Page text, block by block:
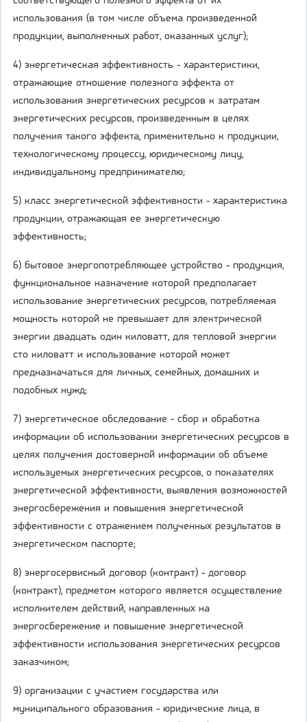
использования (в том числе объема произведенной
продукции, выполненных работ, оказанных услуг);
4) энергетическая эффективность - характеристики,
отражающие отношение полезного эффекта от
использования энергетических ресурсов к затратам
энергетических ресурсов, произведенным в целях
получения такого эффекта, применительно к продукции,
технологическому процессу, юридическому лицу,
индивидуальному предпринимателю;
5) класс энергетической эффективности - характеристика
продукции, отражающая ее энергетическую
эффективность;
6) бытовое энергопотребляющее устройство - продукция,
функциональное назначение которой предполагает
использование энергетических ресурсов, потребляемая
мощность которой не превышает для электрической
энергии двадцать один киловатт, для тепловой энергии
сто киловатт и использование которой может
предназначаться для личных, семейных, домашних и
подобных нужд;
7) энергетическое обследование - сбор и обработка
информации об использовании энергетических ресурсов в
целях получения достоверной информации об объеме
используемых энергетических ресурсов, о показателях
энергетической эффективности, выявления возможностей
энергосбережения и повышения энергетической
эффективности с отражением полученных результатов в
энергетическом паспорте;
8) энергосервисный договор (контракт) - договор
(контракт), предметом которого является осуществление
исполнителем действий, направленных на
энергосбережение и повышение энергетической
эффективности использования энергетических ресурсов
заказчиком;
9) организации с участием государства или
муниципального образования - юридические лица, в